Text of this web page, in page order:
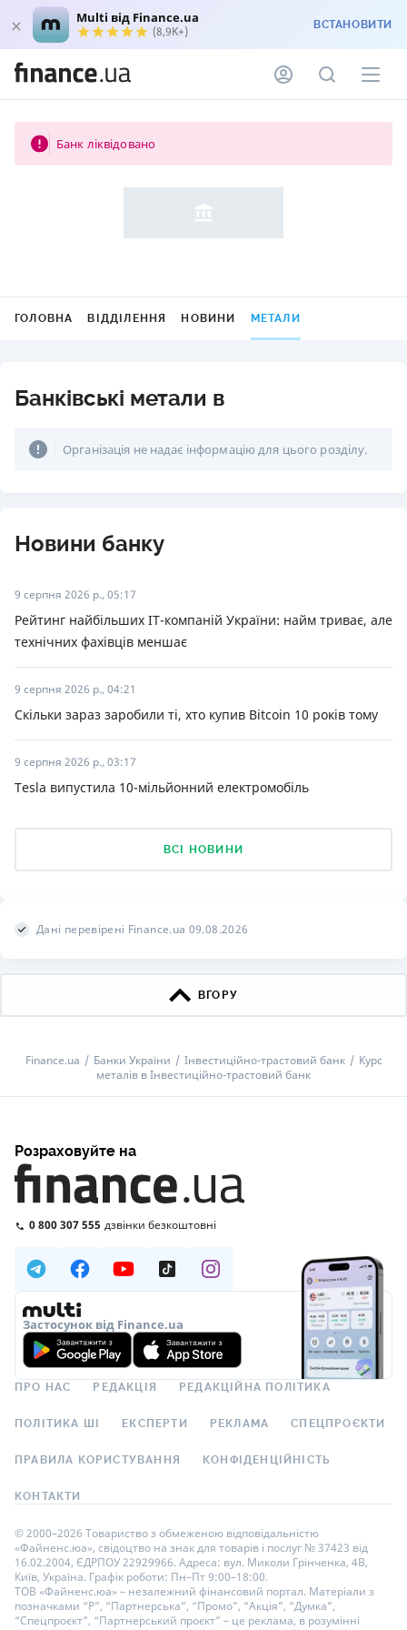
Multi від Finance.ua
(8,9K+) ВСТАНОВИТИ
Банк ліквідовано
ГОЛОВНА ВІДДІЛЕННЯ НОВИНИ МЕТАЛИ
Банківські метали в
Організація не надає інформацію для цього розділу.
Новини банку
9 серпня 2026 р., 05:17
Рейтинг найбільших ІТ-компаній України: найм триває, але
технічних фахівців меншає
9 серпня 2026 р., 04:21
Скільки зараз заробили ті, хто купив Bitcoin 10 років тому
9 серпня 2026 р., 03:17
Tesla випустила 10-мільйонний електромобіль
ВСІ НОВИНИ
Дані перевірені Finance.ua 09.08.2026
ВГОРУ
Finance.ua Банки України Інвестиційно-трастовий банк
Курс
металів в Інвестиційно-трастовий банк
Розраховуйте на
0 800 307 555 дзвінки безкоштовні
Застосунок від Finance.ua
ПРО НАС РЕДАКЦІЯ РЕДАКЦІЙНА ПОЛІТИКА
ПОЛІТИКА ШІ ЕКСПЕРТИ РЕКЛАМА СПЕЦПРОЄКТИ
ПРАВИЛА КОРИСТУВАННЯ КОНФІДЕНЦІЙНІСТЬ
КОНТАКТИ
© 2000–2026 Товариство з обмеженою відповідальністю
«Файненс.юа», свідоцтво на знак для товарів і послуг № 37423 від
16.02.2004, ЄДРПОУ 22929966. Адреса: вул. Миколи Грінченка, 4В,
Київ, Україна. Графік роботи: Пн–Пт 9:00–18:00.
ТОВ «Файненс.юа» – незалежний фінансовий портал. Матеріали з
позначками “Р”, “Партнерська”, “Промо”, “Акція”, “Думка”,
“Спецпроєкт”, “Партнерський проєкт” – це реклама, в розумінні